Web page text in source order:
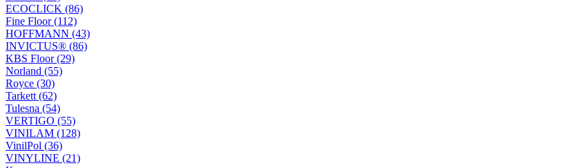
ECOCLICK (86)
Fine Floor (112)
HOFFMANN (43)
INVICTUS® (86)
KBS Floor (29)
Norland (55)
Royce (30)
Tarkett (62)
Tulesna (54)
VERTIGO (55)
VINILAM (128)
VinilPol (36)
VINYLINE (21)